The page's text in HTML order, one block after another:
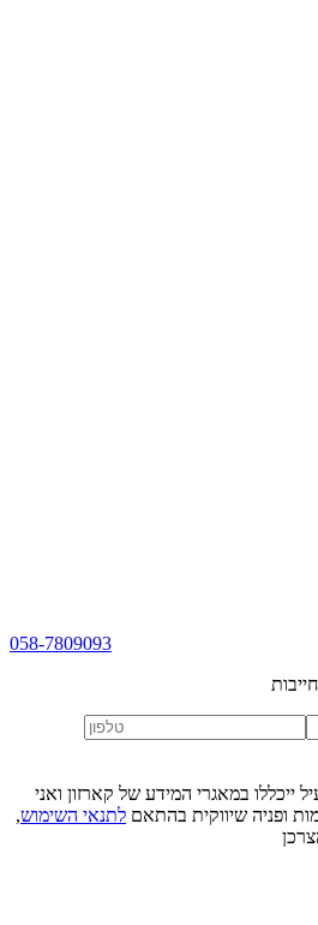
058-7809093
ייכללו במאגרי המידע של קארזון ואני
ופניה שיווקית בהתאם לתנאי השימוש,